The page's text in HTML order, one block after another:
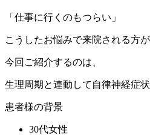
「仕事に行くのもつらい」
こうしたお悩みで来院される方
今回ご紹介するのは、
生理周期と連動して自律神経症
患者様の背景
30代女性